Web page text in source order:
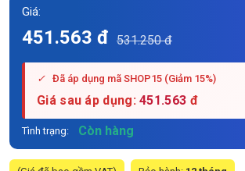
Giá:
451.563 đ 531.250 đ
✓ Đã áp dụng mã SHOP15 (Giảm 15%)
Giá sau áp dụng:451.563 đ
Tình trạng: Còn hàng